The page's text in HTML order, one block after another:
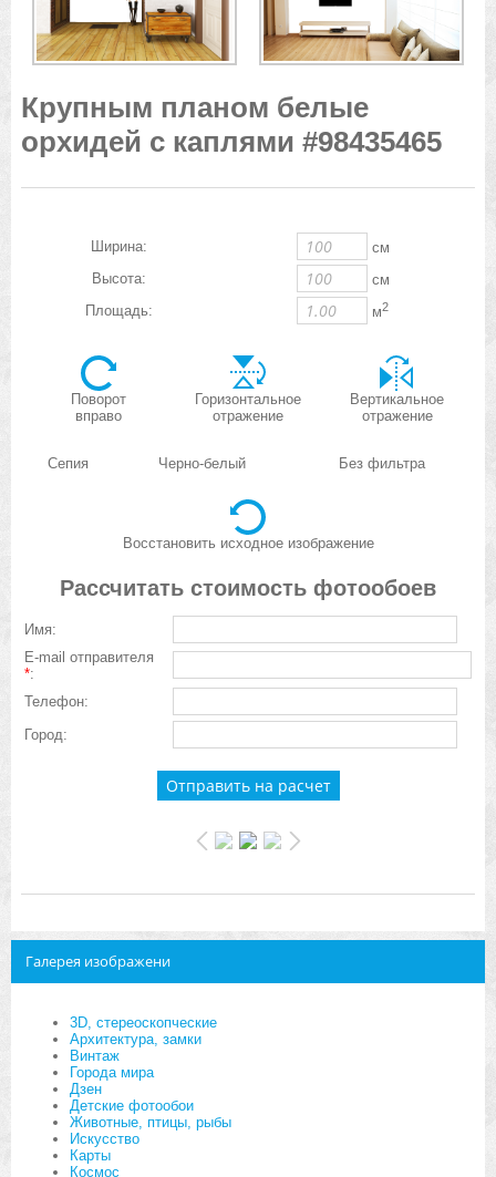
Крупным планом белые
орхидей с каплями #98435465
Ширина:
см
Высота:
см
Площадь:
м2
Поворот
вправо
Горизонтальное
отражение
Вертикальное
отражение
Сепия Черно-белый Без фильтра
Восстановить исходное изображение
Рассчитать стоимость фотообоев
Имя:
E-mail отправителя
*:
Телефон:
Город:
Галерея изображени
3D, стереоскопческие
Архитектура, замки
Винтаж
Города мира
Дзен
Детские фотообои
Животные, птицы, рыбы
Искусство
Карты
Космос